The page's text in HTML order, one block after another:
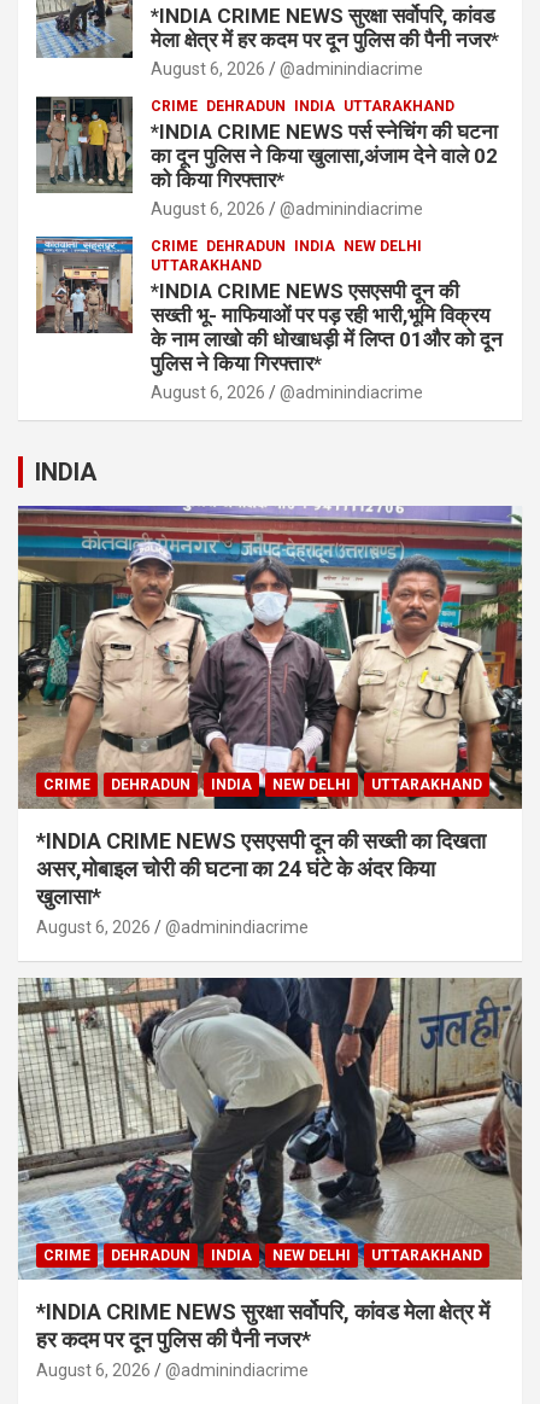
*INDIA CRIME NEWS सुरक्षा सर्वोपरि, कांवड
मेला क्षेत्र में हर कदम पर दून पुलिस की पैनी नजर*
August 6, 2026 @adminindiacrime
CRIME DEHRADUN INDIA UTTARAKHAND
*INDIA CRIME NEWS पर्स स्नेचिंग की घटना
का दून पुलिस ने किया खुलासा,अंजाम देने वाले 02
को किया गिरफ्तार*
August 6, 2026 @adminindiacrime
CRIME DEHRADUN INDIA NEW DELHI
UTTARAKHAND
*INDIA CRIME NEWS एसएसपी दून की
सख्ती भू- माफियाओं पर पड़ रही भारी,भूमि विक्रय
के नाम लाखो की धोखाधड़ी में लिप्त 01और को दून
पुलिस ने किया गिरफ्तार*
August 6, 2026 @adminindiacrime
INDIA
CRIME DEHRADUN INDIA NEW DELHI UTTARAKHAND
*INDIA CRIME NEWS एसएसपी दून की सख्ती का दिखता
असर,मोबाइल चोरी की घटना का 24 घंटे के अंदर किया
खुलासा*
August 6, 2026 @adminindiacrime
CRIME DEHRADUN INDIA NEW DELHI UTTARAKHAND
*INDIA CRIME NEWS सुरक्षा सर्वोपरि, कांवड मेला क्षेत्र में
हर कदम पर दून पुलिस की पैनी नजर*
August 6, 2026 @adminindiacrime